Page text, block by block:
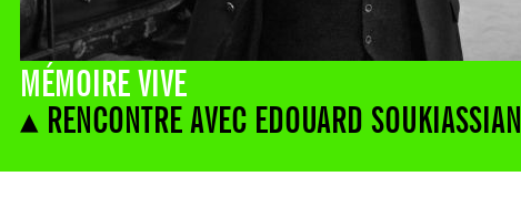
MÉMOIRE VIVE
▴ RENCONTRE AVEC EDOUARD SOUKIASSIAN